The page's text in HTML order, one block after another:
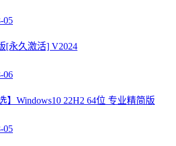
05
[永久激活] V2024
06
】Windows10 22H2 64位 专业精简版
05